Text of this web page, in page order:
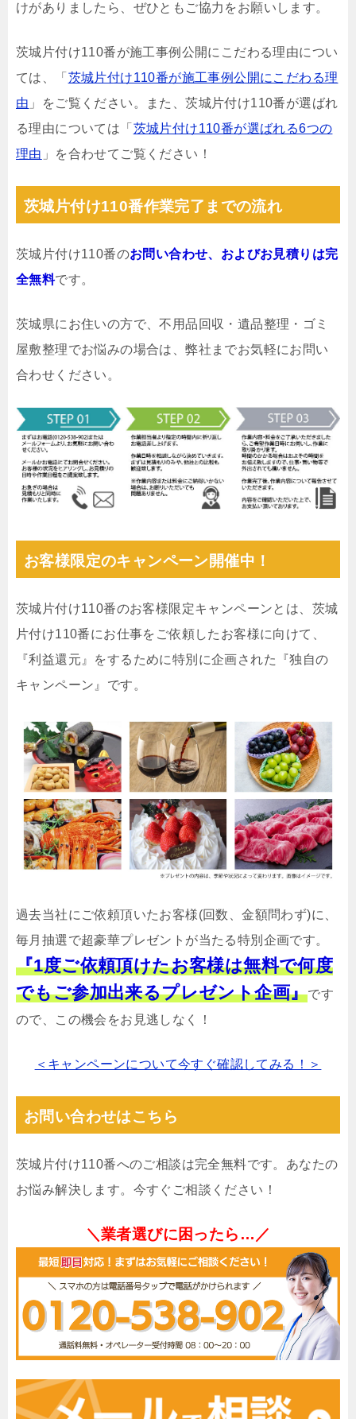
けがありましたら、ぜひともご協力をお願いします。
茨城片付け110番が施工事例公開にこだわる理由につい
ては、「 茨城片付け110番が施工事例公開にこだわる理
由 」をご覧ください。また、茨城片付け110番が選ばれ
る理由については「 茨城片付け110番が選ばれる6つの
理由 」を合わせてご覧ください！
茨城片付け110番作業完了までの流れ
茨城片付け110番のお問い合わせ、およびお見積りは完
全無料です。
茨城県にお住いの方で、不用品回収・遺品整理・ゴミ
屋敷整理でお悩みの場合は、弊社までお気軽にお問い
合わせください。
お客様限定のキャンペーン開催中！
茨城片付け110番のお客様限定キャンペーンとは、茨城
片付け110番にお仕事をご依頼したお客様に向けて、
『利益還元』をするために特別に企画された『独自の
キャンペーン』です。
過去当社にご依頼頂いたお客様(回数、金額問わず)に、
毎月抽選で超豪華プレゼントが当たる特別企画です。
『1度ご依頼頂けたお客様は無料で何度
でもご参加出来るプレゼント企画』です
ので、この機会をお見逃しなく！
＜キャンペーンについて今すぐ確認してみる！＞
お問い合わせはこちら
茨城片付け110番へのご相談は完全無料です。あなたの
お悩み解決します。今すぐご相談ください！
＼業者選びに困ったら…／